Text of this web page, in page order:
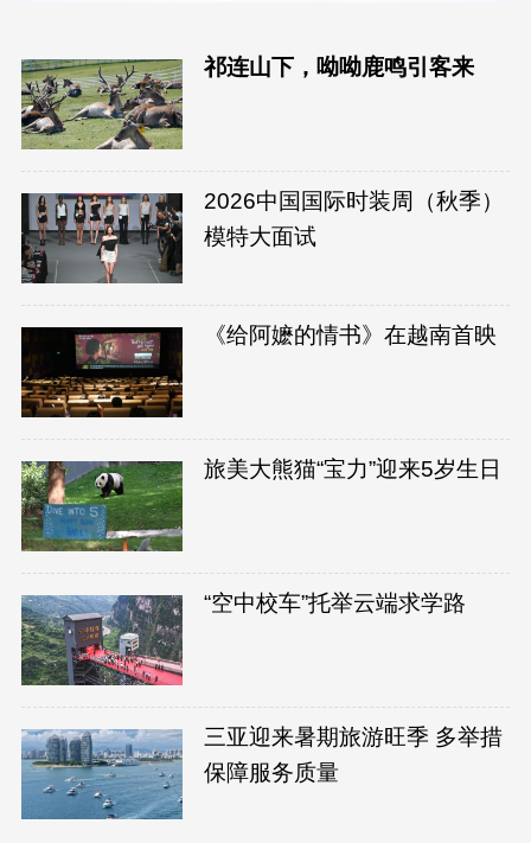
祁连山下，呦呦鹿鸣引客来
2026中国国际时装周（秋季）
模特大面试
《给阿嬷的情书》在越南首映
旅美大熊猫“宝力”迎来5岁生日
“空中校车”托举云端求学路
三亚迎来暑期旅游旺季 多举措
保障服务质量